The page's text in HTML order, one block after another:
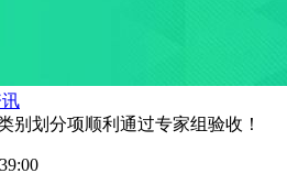
别划分项顺利通过专家组验收！